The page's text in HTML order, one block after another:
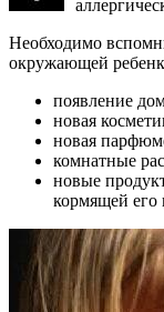
Необходимо
окружающей
появление
новая
новая
комнатные
новые
кормящей